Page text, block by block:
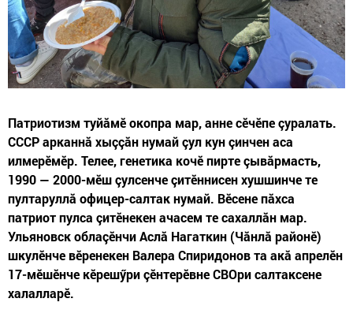
Патриотизм туйăмӗ окопра мар, анне сӗчӗпе çуралать.
СССР арканнă хыççăн нумай çул кун çинчен аса
илмерӗмӗр. Телее, генетика кочӗ пирте çывăрмасть,
1990 — 2000-мӗш çулсенче çитӗннисен хушшинче те
пултаруллă офицер-салтак нумай. Вӗсене пăхса
патриот пулса çитӗнекен ачасем те сахаллăн мар.
Ульяновск облаçӗнчи Аслă Нагаткин (Чăнлă районӗ)
шкулӗнче вӗренекен Валера Спиридонов та акă апрелӗн
17-мӗшӗнче кӗрешӳри çӗнтерӗвне СВОри салтаксене
халалларӗ.